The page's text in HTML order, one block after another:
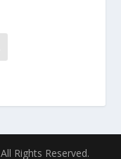
All Rights Reserved.